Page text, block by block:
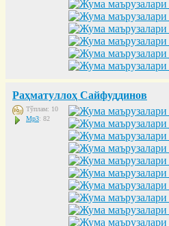
Раҳматуллоҳ Сайфуддинов
Тўплам: 10
Mp3: 82